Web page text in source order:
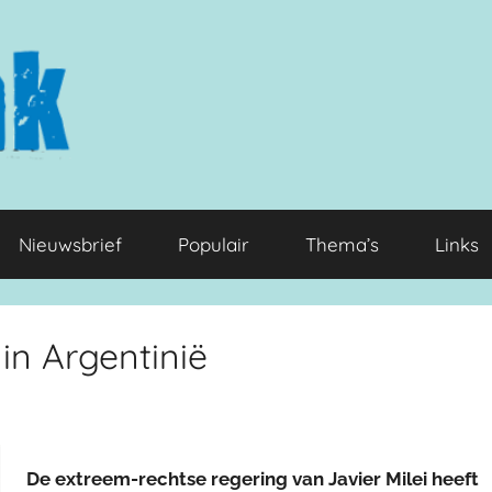
Nieuwsbrief Populair Thema’s Links
Argentinië
De extreem-rechtse regering van Javier Milei heeft